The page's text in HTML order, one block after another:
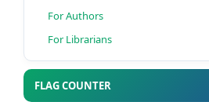
For Authors
For Librarians
FLAG COUNTER